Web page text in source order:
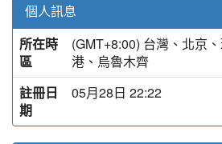
個人訊息
所在時
區
(GMT+8:00) 台灣、北京
港、烏魯木齊
註冊日
期
05月28日 22:22